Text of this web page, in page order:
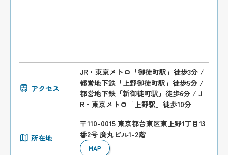
アクセス
JR・東京メトロ「御徒町駅」徒歩3分 /
都営地下鉄「上野御徒町駅」徒歩5分 /
都営地下鉄「新御徒町駅」徒歩6分 / J
R・東京メトロ「上野駅」徒歩10分
所在地
〒110-0015 東京都台東区東上野1丁目13
番2号 廣丸ビル1-2階
MAP